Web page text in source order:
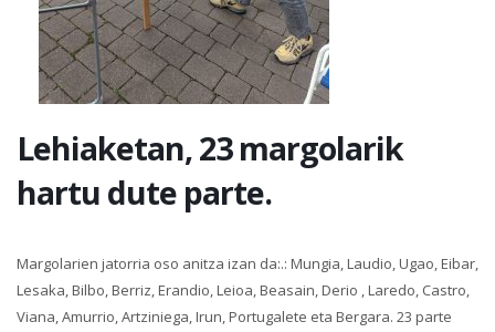
Lehiaketan, 23 margolarik
hartu dute parte.
Margolarien jatorria oso anitza izan da:.: Mungia, Laudio, Ugao, Eibar,
Lesaka, Bilbo, Berriz, Erandio, Leioa, Beasain, Derio , Laredo, Castro,
Viana, Amurrio, Artziniega, Irun, Portugalete eta Bergara. 23 parte